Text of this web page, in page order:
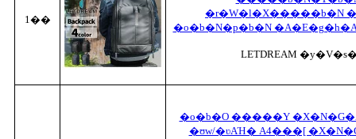
1��
�r�W�l�X�����b�N
�o�b�N�p�b�N
LETDREAM
�o�b�O �����Y
�ʊw/�ʋΑΉ� A4���[